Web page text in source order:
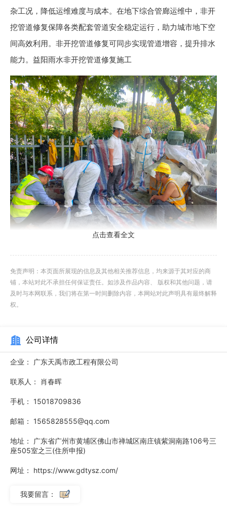
杂工况，降低运维难度与成本。在地下综合管廊运维中，非开
挖管道修复保障各类配套管道安全稳定运行，助力城市地下空
间高效利用。非开挖管道修复可同步实现管道增容，提升排水
能力。益阳雨水非开挖管道修复施工
的高效技术。管道渗漏多由接口密封失效、管壁腐蚀穿孔、裂
缝、变形错位等原因导致，传统开挖堵漏需大面积开挖，易扩
大渗漏范围。非开挖管道修复可定位渗漏点，针对性堵漏：局
点，无需全段修复。整体修复工艺（UV-CIPP、CIPP、螺旋
缠绕）可形成无缝内衬层，彻底解决全段渗漏问题，防渗效果
中，非开挖管道修复高效、长效可靠，解决传统堵漏技术治标
不治本的难题。东莞排污非开挖管道修复价格小区地下管道维
修，非开挖管道修复不影响居民生活。
点击查看全文
免责声明：本页面所展现的信息及其他相关推荐信息，均来源于其对应的商
铺，本站对此不承担任何保证责任。如涉及作品内容、 版权和其他问题，请
及时与本网联系，我们将在第一时间删除内容，本网站对此声明具有最终解释
权。
公司详情
企业： 广东天禹市政工程有限公司
联系人： 肖春晖
手机： 15018709836
邮箱： 1565828555@qq.com
地址：
广东省广州市黄埔区佛山市禅城区南庄镇紫洞南路106号三
座505室之三(住所申报)
网址： https://www.gdtysz.com/
我要留言：